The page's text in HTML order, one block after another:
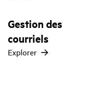
Gestion des
courriels
Explorer